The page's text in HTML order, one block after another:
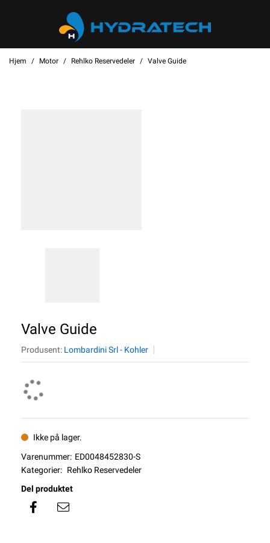
Hjem Motor Rehlko Reservedeler Valve Guide
Valve Guide
Produsent: Lombardini Srl - Kohler
Ikke på lager.
Varenummer: ED0048452830-S
Kategorier: Rehlko Reservedeler
Del produktet